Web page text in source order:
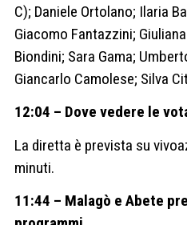
C); Daniele Ortolano; Ilaria
Giacomo Fantazzini;
Biondini; Sara Gama;
Giancarlo Camolese; Silva
12:04 – Dove vedere le
La diretta è prevista su
minuti.
11:44 – Malagò e Abete